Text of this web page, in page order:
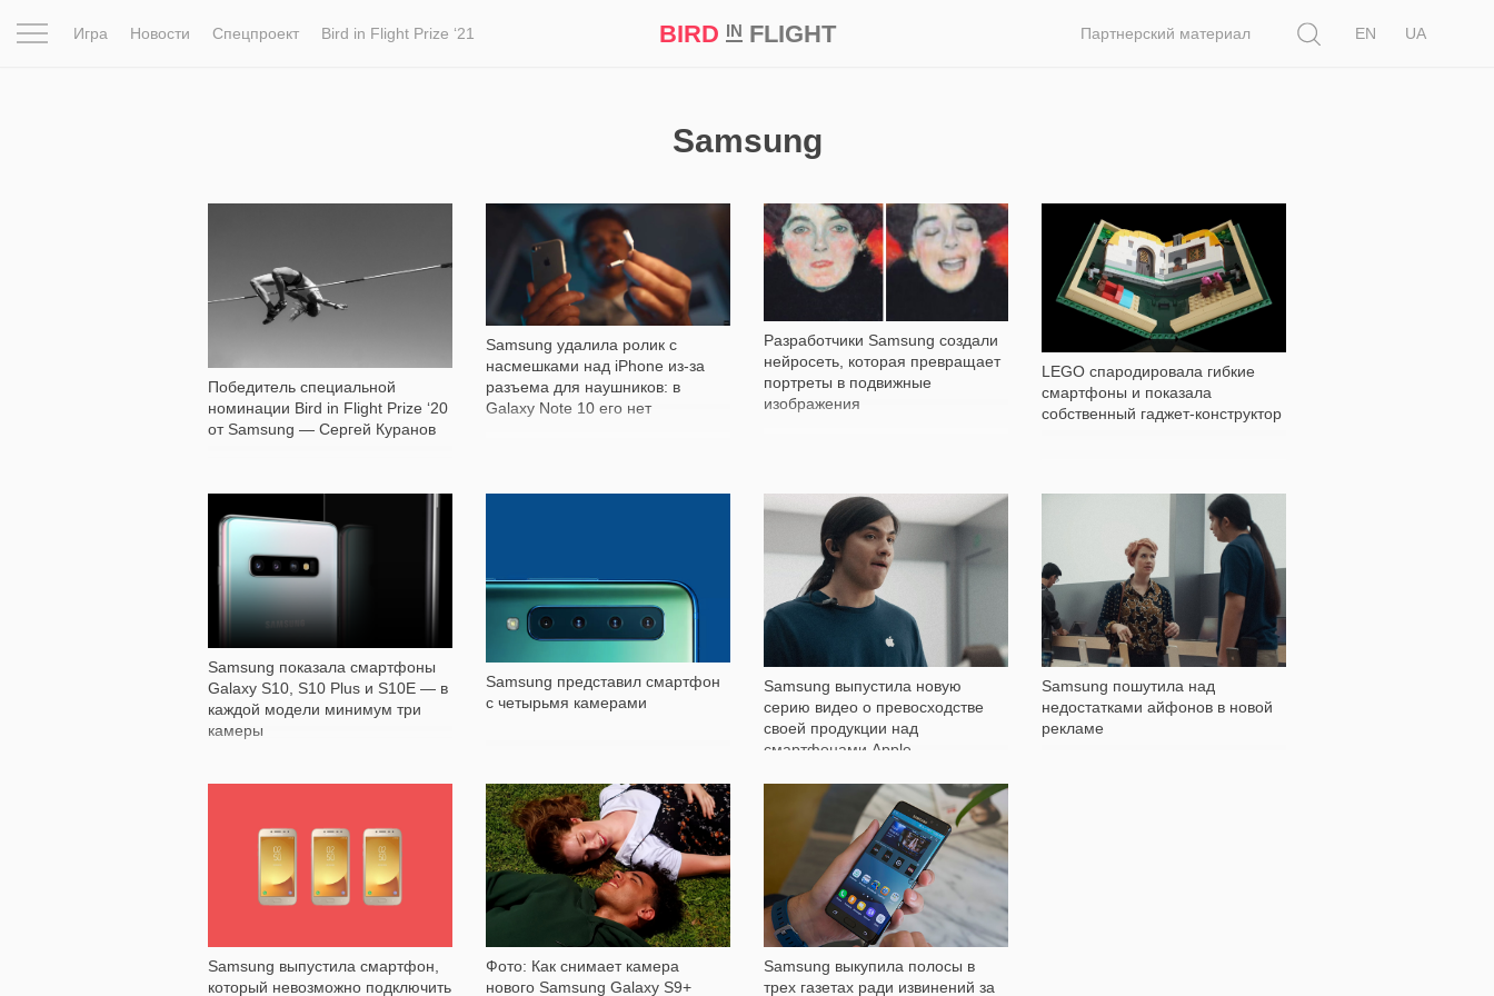
Игра Новости Спецпроект Bird in Flight Prize ‘21 BIRD INFLIGHT Партнерский материал
EN
UA
Samsung
Победитель специальной
номинации Bird in Flight Prize ‘20
от Samsung — Сергей Куранов
Samsung удалила ролик с
насмешками над iPhone из-за
разъема для наушников: в
Galaxy Note 10 его нет
2 920
Разработчики Samsung создали
нейросеть, которая превращает
портреты в подвижные
изображения
2 212
LEGO спародировала гибкие
смартфоны и показала
собственный гаджет-конструктор
339
Samsung показала смартфоны
Galaxy S10, S10 Plus и S10E — в
каждой модели минимум три
камеры
1 077
Samsung представил смартфон
с четырьмя камерами
Samsung выпустила новую
серию видео о превосходстве
своей продукции над
смартфонами Apple
1 378
Samsung пошутила над
недостатками айфонов в новой
рекламе
Samsung выпустила смартфон,
который невозможно подключить
Фото: Как снимает камера
нового Samsung Galaxy S9+
4 383
Samsung выкупила полосы в
трех газетах ради извинений за